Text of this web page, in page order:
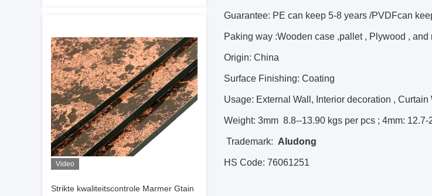
Video
Strikte kwaliteitscontrole Marmer Gtain
Guarantee: PE can keep 5-8 years /PVDFcan
Paking way :Wooden case ,pallet , Plywood , and
Origin: China
Surface Finishing: Coating
Usage: External Wall, Interior decoration ,
Weight: 3mm 8.8--13.90 kgs per pcs ; 4mm: 12.7-
Trademark: Aludong
HS Code: 76061251